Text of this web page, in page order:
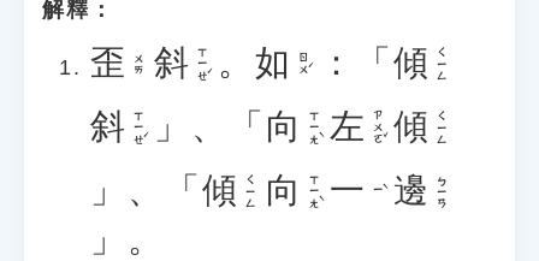
解釋：
歪 ㄨㄞ 斜 ㄒㄧㄝˊ 。 如 ㄖㄨˊ ：「 傾 ㄑㄧㄥ
斜 ㄒㄧㄝˊ 」、「 向 ㄒㄧㄤˋ 左 ㄗㄨㄛˇ 傾 ㄑㄧㄥ
」、「 傾 ㄑㄧㄥ 向 ㄒㄧㄤˋ 一 ㄧˋ 邊 ㄅㄧㄢ
」。